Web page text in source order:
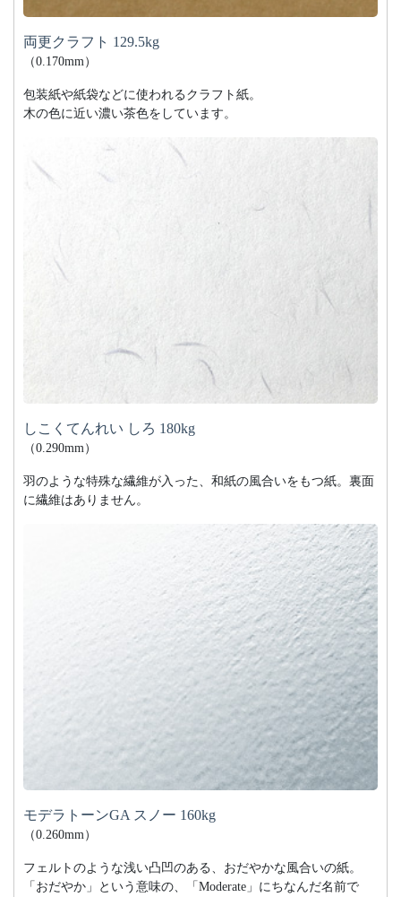
両更クラフト 129.5kg
（0.170mm）
包装紙や紙袋などに使われるクラフト紙。
木の色に近い濃い茶色をしています。
しこくてんれい しろ 180kg
（0.290mm）
羽のような特殊な繊維が入った、和紙の風合いをもつ紙。裏面
に繊維はありません。
モデラトーンGA スノー 160kg
（0.260mm）
フェルトのような浅い凸凹のある、おだやかな風合いの紙。
「おだやか」という意味の、「Moderate」にちなんだ名前で